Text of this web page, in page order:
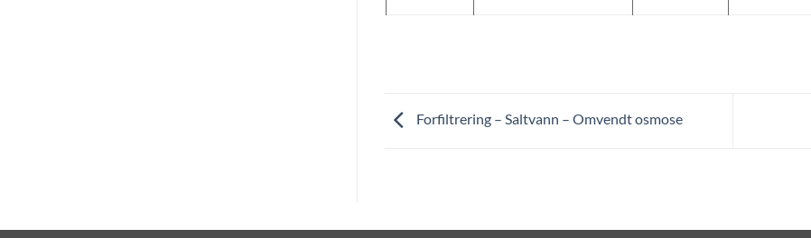
Forfiltrering – Saltvann – Omvendt osmose